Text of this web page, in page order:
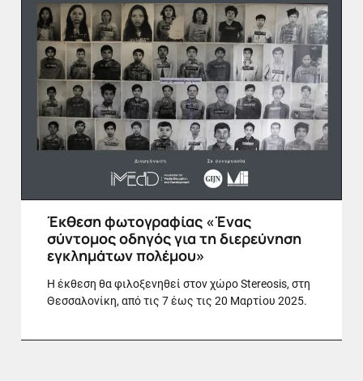
Έκθεση φωτογραφίας «Ένας
σύντομος οδηγός για τη διερεύνηση
εγκλημάτων πολέμου»
Η έκθεση θα φιλοξενηθεί στον χώρο Stereosis, στη
Θεσσαλονίκη, από τις 7 έως τις 20 Μαρτίου 2025.